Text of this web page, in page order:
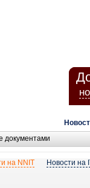
Новости:
документами
Новости на
на NNIT